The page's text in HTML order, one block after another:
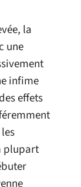
la
une
infime
effets
plupart